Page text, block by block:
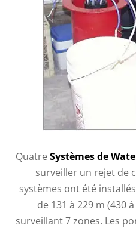
QuatreSystèmes de
surveiller un rejet de
systèmes ont été
de 131 à 229 m (430
surveillant 7 zones. Les